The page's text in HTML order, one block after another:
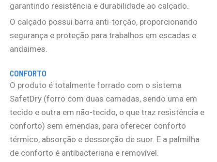
garantindo resistência e durabilidade ao calçado.
O calçado possui barra anti-torção, proporcionando
segurança e proteção para trabalhos em escadas e
andaimes.
CONFORTO
O produto é totalmente forrado com o sistema
SafetDry (forro com duas camadas, sendo uma em
tecido e outra em não-tecido, o que traz resistência e
conforto) sem emendas, para oferecer conforto
térmico, absorção e dessorção de suor. E a palmilha
de conforto é antibacteriana e removível.